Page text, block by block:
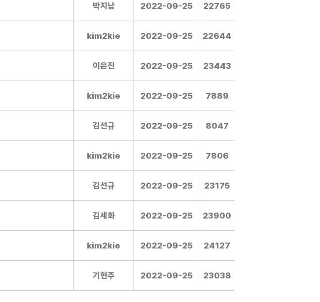
박지남 2022-09-25 22765
kim2kie 2022-09-25 22644
이은진 2022-09-25 23443
kim2kie 2022-09-25 7889
김선규 2022-09-25 8047
kim2kie 2022-09-25 7806
김선규 2022-09-25 23175
김세화 2022-09-25 23900
kim2kie 2022-09-25 24127
기현주 2022-09-25 23038